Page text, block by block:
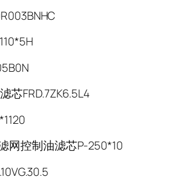
芯FRD.7ZK6.5L4
网控制油滤芯P-250*10